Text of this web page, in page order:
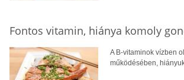
Fontos vitamin, hiánya komoly
A B-vitaminok vízben
működésében,